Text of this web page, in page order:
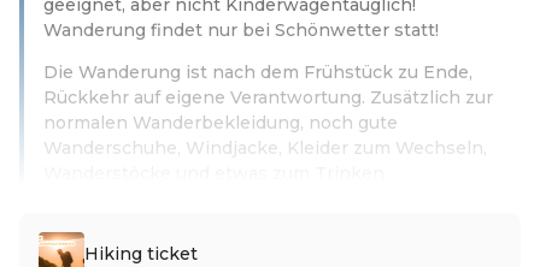
Wanderung findet nur bei Schönwetter statt!
Die Wanderung ist nach dem Frühstück zu Ende,
Rückkehr auf eigene Verantwortung. Zusätzlich zur
normalen Wanderbekleidung, noch gute
Wanderschuhe, Windjacke, Kleider zum Wechseln,
Hiking ticket